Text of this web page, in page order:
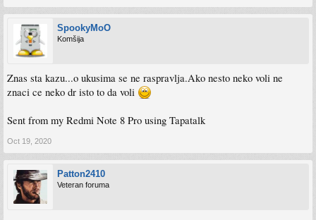
SpookyMoO
Komšija
Znas sta kazu...o ukusima se ne raspravlja.Ako nesto neko voli ne
znaci ce neko dr isto to da voli
Sent from my Redmi Note 8 Pro using Tapatalk
Oct 19, 2020
Patton2410
Veteran foruma